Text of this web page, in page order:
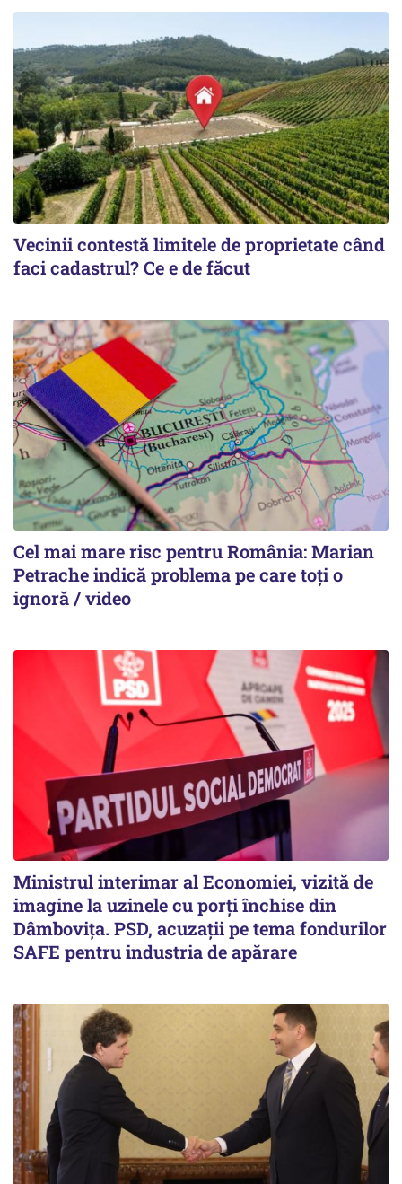
Vecinii contestă limitele de proprietate când
faci cadastrul? Ce e de făcut
Cel mai mare risc pentru România: Marian
Petrache indică problema pe care toți o
ignoră / video
Ministrul interimar al Economiei, vizită de
imagine la uzinele cu porți închise din
Dâmbovița. PSD, acuzații pe tema fondurilor
SAFE pentru industria de apărare